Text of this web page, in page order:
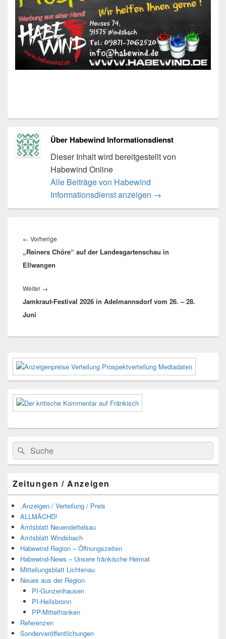
Über Habewind Informationsdienst
Dieser Inhalt wird bereitgestellt von
Habewind Online
Alle Beiträge von Habewind
Informationsdienst anzeigen →
← Vorherige
Beitrag:
„Reiners Chöre“ auf der Landesgartenschau in
Ellwangen
Weiter →
Beitrag:
Jamkraut-Festival 2026 in Adelmannsdorf vom 26. – 28.
Juni
Primärer
Seitenleisten-
Widgetbereich
Suchen
nach:
Suchen
Zeitungen / Anzeigen
.Anzeigen / Verteilung / Preis
ALLMÄCHD!
Amtsblatt Neuendettelsau
Amtsblatt Windsbach
Habewind Region – Öffnungszeiten
Habewind-News – Unsere fränkische Heimat
Mitteilungsblatt Lichtenau
Neues aus der Region
PI-Gunzenhausen
PI-Heilsbronn
PP-Mittelfranken
Referenzen
Sonderveröffentlichungen